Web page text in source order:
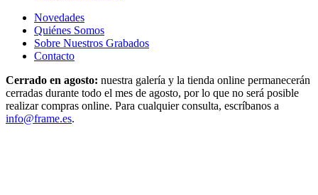
Novedades
Quiénes Somos
Sobre Nuestros Grabados
Contacto
Cerrado en agosto: nuestra galería y la tienda online permanecerán
cerradas durante todo el mes de agosto, por lo que no será posible
realizar compras online. Para cualquier consulta, escríbanos a
info@frame.es.